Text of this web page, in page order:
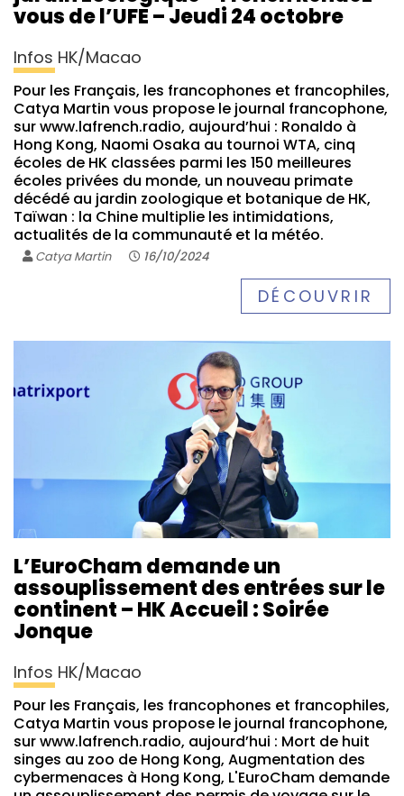
vous de l’UFE – Jeudi 24 octobre
Infos HK/Macao
Pour les Français, les francophones et francophiles,
Catya Martin vous propose le journal francophone,
sur www.lafrench.radio, aujourd’hui : Ronaldo à
Hong Kong, Naomi Osaka au tournoi WTA, cinq
écoles de HK classées parmi les 150 meilleures
écoles privées du monde, un nouveau primate
décédé au jardin zoologique et botanique de HK,
Taïwan : la Chine multiplie les intimidations,
actualités de la communauté et la météo.
Catya Martin 16/10/2024
DÉCOUVRIR
L’EuroCham demande un
assouplissement des entrées sur le
continent – HK Accueil : Soirée
Jonque
Infos HK/Macao
Pour les Français, les francophones et francophiles,
Catya Martin vous propose le journal francophone,
sur www.lafrench.radio, aujourd’hui : Mort de huit
singes au zoo de Hong Kong, Augmentation des
cybermenaces à Hong Kong, L'EuroCham demande